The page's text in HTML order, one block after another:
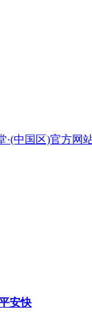
·(中国区)官方网
安快